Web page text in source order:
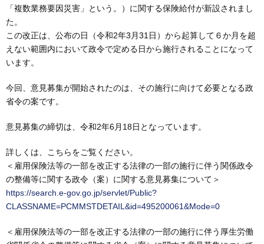
「複数業務要因災害」という。）に関する保険給付が新設されまし
た。
この改正は、公布の日（令和2年3月31日）から起算して６か月を超
えない範囲内において政令で定める日から施行されることになって
います。
今回、意見募集が開始されたのは、その施行に向けて必要となる政
省令の案です。
意見募集の締切は、令和2年6月18日となっています。
詳しくは、こちらをご覧ください。
＜雇用保険法等の一部を改正する法律の一部の施行に伴う関係政令
の整備等に関する政令（案）に関する意見募集について＞
https://search.e-gov.go.jp/servlet/Public?
CLASSNAME=PCMMSTDETAIL&id=495200061&Mode=0
＜雇用保険法等の一部を改正する法律の一部の施行に伴う厚生労働